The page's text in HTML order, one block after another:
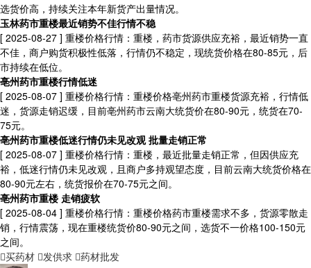
选货价高，持续关注本年新货产出量情况。
玉林药市重楼最近销势不佳行情不稳
[ 2025-08-27 ] 重楼价格行情：重楼，药市货源供应充裕，最近销势一直
不佳，商户购货积极性低落，行情仍不稳定，现统货价格在80-85元，后
市持续在低位。
亳州药市重楼行情低迷
[ 2025-08-07 ] 重楼价格行情：重楼价格亳州药市重楼货源充裕，行情低
迷，货源走销迟缓，目前亳州药市云南大统货价在80-90元，统货在70-
75元。
亳州药市重楼低迷行情仍未见改观 批量走销正常
[ 2025-08-07 ] 重楼价格行情：重楼，最近批量走销正常，但因供应充
裕，低迷行情仍未见改观，且商户多持观望态度，目前云南大统货价格在
80-90元左右，统货报价在70-75元之间。
亳州药市重楼 走销疲软
[ 2025-08-04 ] 重楼价格行情：重楼价格药市重楼需求不多，货源零散走
销，行情震荡，现在重楼统货价80-90元之间，选货不一价格100-150元
之间。
买药材 发供求 药材批发